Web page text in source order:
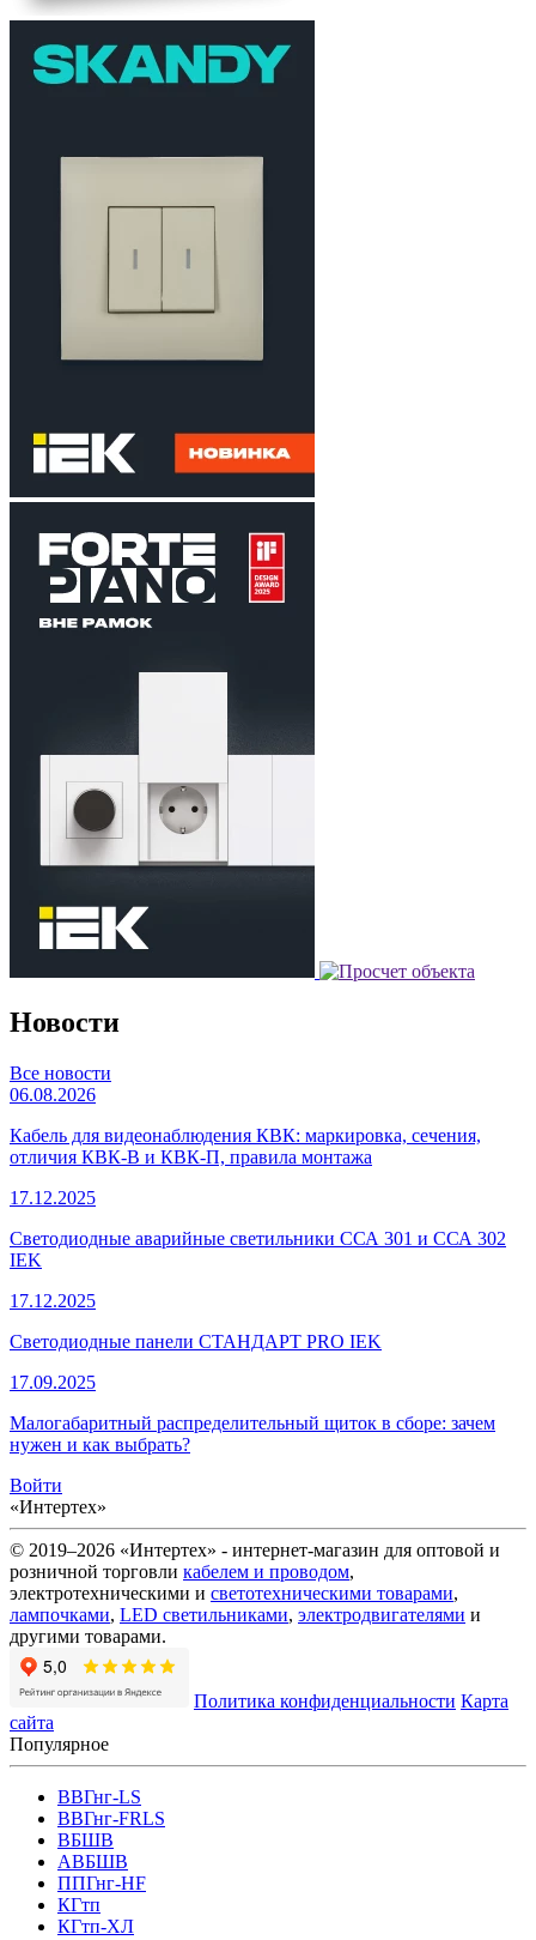
Новости
Все новости
06.08.2026
Кабель для видеонаблюдения КВК: маркировка, сечения,
отличия КВК-В и КВК-П, правила монтажа
17.12.2025
Светодиодные аварийные светильники ССА 301 и ССА 302
IEK
17.12.2025
Светодиодные панели СТАНДАРТ PRO IEK
17.09.2025
Малогабаритный распределительный щиток в сборе: зачем
нужен и как выбрать?
Войти
«Интертех»
© 2019–2026 «Интертех» - интернет-магазин для оптовой и
розничной торговли кабелем и проводом,
электротехническими и светотехническими товарами,
лампочками, LED светильниками, электродвигателями и
другими товарами.
Политика конфиденциальности Карта
сайта
Популярное
ВВГнг-LS
ВВГнг-FRLS
ВБШВ
АВБШВ
ППГнг-HF
КГтп
КГтп-ХЛ